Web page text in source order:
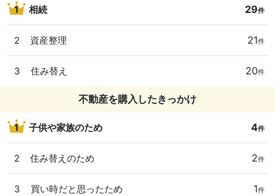
1 相続 29件
2 資産整理 21件
3 住み替え 20件
不動産を購入したきっかけ
1 子供や家族のため 4件
2 住み替えのため 2件
3 買い時だと思ったため 1件